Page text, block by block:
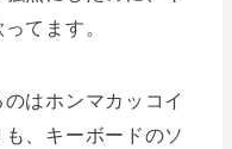
てます。
はホンマカッコイ
、キーボードのソ